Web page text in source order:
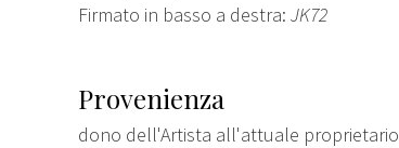
Firmato in basso a destra: JK72
Provenienza
dono dell'Artista all'attuale proprietario